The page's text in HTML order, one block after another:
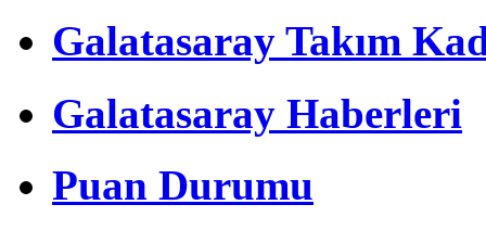
Galatasaray Takım
Galatasaray Haberleri
Puan Durumu